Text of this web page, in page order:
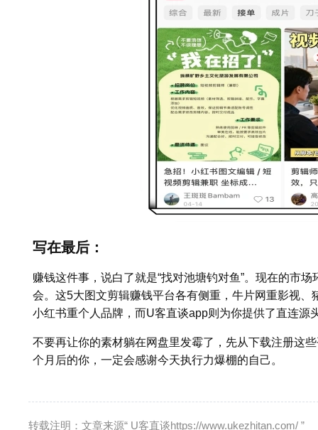
写在最后：
赚钱这件事，说白了就是“找对池塘钓对鱼”。现在的市
会。这5大图文剪辑赚钱平台各有侧重，牛片网重影视
小红书重个人品牌，而U客直谈app则为你提供了直连源
不要再让你的素材躺在网盘里发霉了，先从下载注册这
个月后的你，一定会感谢今天执行力爆棚的自己。
转载注明：文章来源“ U客直谈https://www.ukezhitan.com/ ”